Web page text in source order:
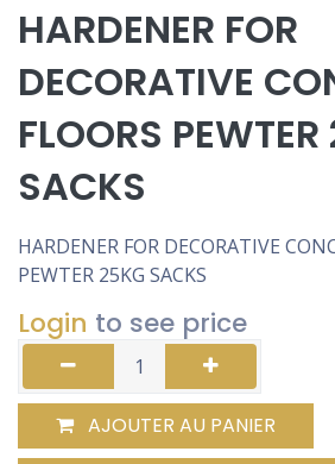
HARDENER FOR
DECORATIVE
FLOORS
SACKS
HARDENER FOR DECORATIVE
PEWTER 25KG SACKS
Login to see price
AJOUTER AU PANIER